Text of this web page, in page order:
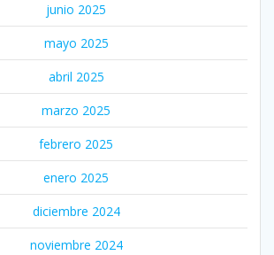
junio 2025
mayo 2025
abril 2025
marzo 2025
febrero 2025
enero 2025
diciembre 2024
noviembre 2024